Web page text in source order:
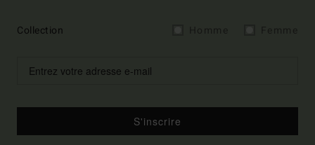
Collection
S'inscrire